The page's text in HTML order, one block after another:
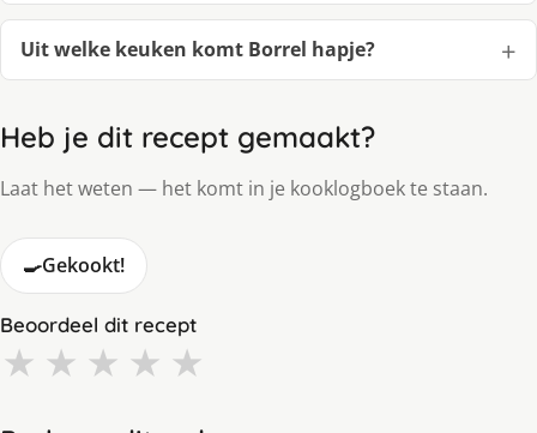
Uit welke keuken komt Borrel hapje?
Heb je dit recept gemaakt?
Laat het weten — het komt in je kooklogboek te staan.
🍳Gekookt!
Beoordeel dit recept
★ ★ ★ ★ ★